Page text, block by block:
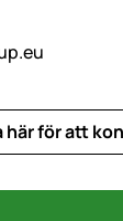
här för att